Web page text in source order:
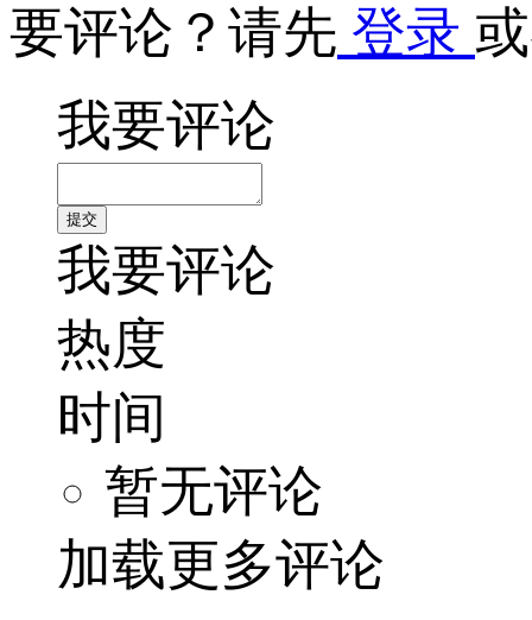
要评论？请先 登录
我要评论
我要评论
热度
时间
暂无评论
加载更多评论